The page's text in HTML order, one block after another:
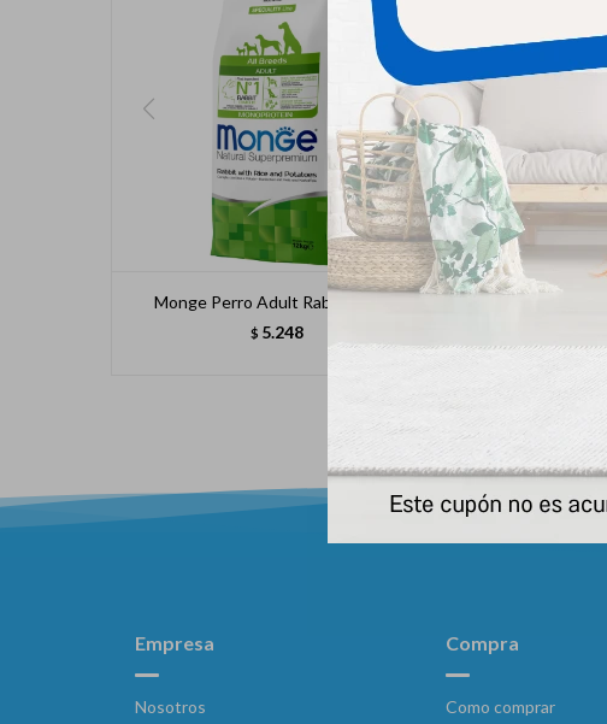
Monge Perro Adult Rabbit 12 Kg
$ 5.248
Monge
Empresa
Nosotros
Compra
Como comprar